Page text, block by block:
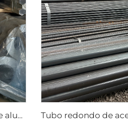
Barra cuadrada de aluminio varilla de aluminio